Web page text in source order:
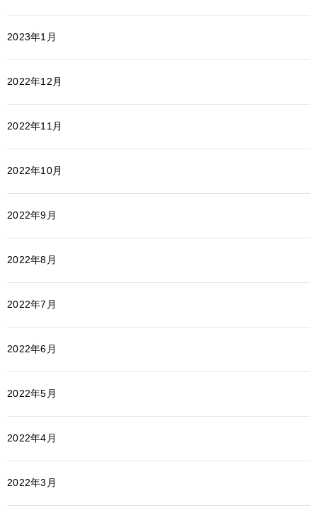
2023年1月
2022年12月
2022年11月
2022年10月
2022年9月
2022年8月
2022年7月
2022年6月
2022年5月
2022年4月
2022年3月